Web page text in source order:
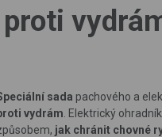
sada pachového a
vydrám . Elektrický
jak chránit chovné